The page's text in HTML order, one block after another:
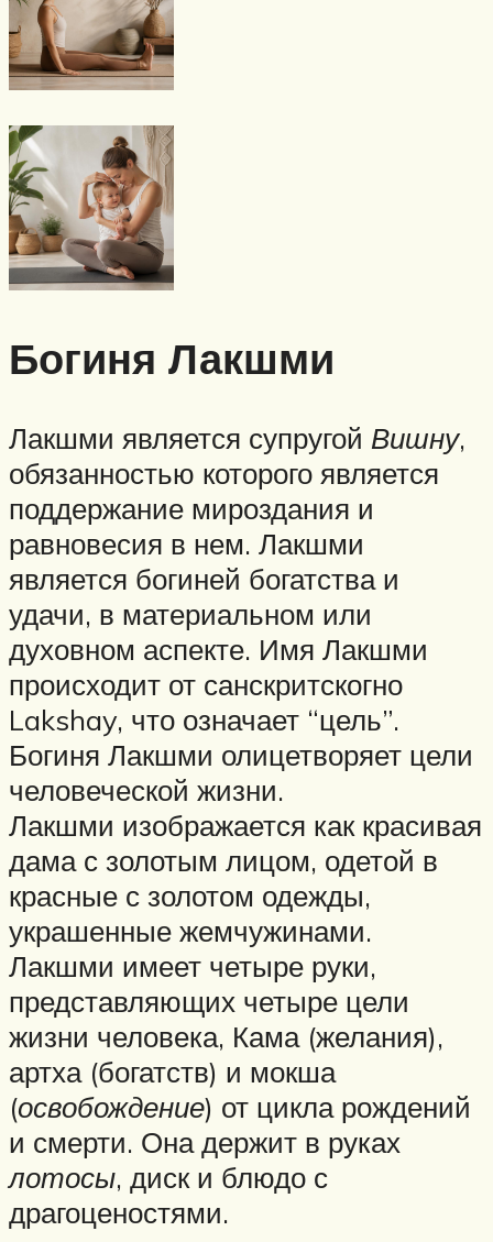
Богиня Лакшми
Лакшми является супругой Вишну,
обязанностью которого является
поддержание мироздания и
равновесия в нем. Лакшми
является богиней богатства и
удачи, в материальном или
духовном аспекте. Имя Лакшми
происходит от санскритскогно
Lakshay, что означает “цель”.
Богиня Лакшми олицетворяет цели
человеческой жизни.
Лакшми изображается как красивая
дама с золотым лицом, одетой в
красные с золотом одежды,
украшенные жемчужинами.
Лакшми имеет четыре руки,
представляющих четыре цели
жизни человека, Кама (желания),
артха (богатств) и мокша
(освобождение) от цикла рождений
и смерти. Она держит в руках
лотосы, диск и блюдо с
драгоценостями.